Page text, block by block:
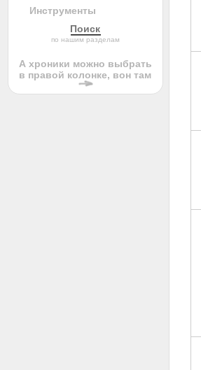
Инструменты
Поиск
по нашим разделам
А хроники можно выбрать
в правой колонке, вон там